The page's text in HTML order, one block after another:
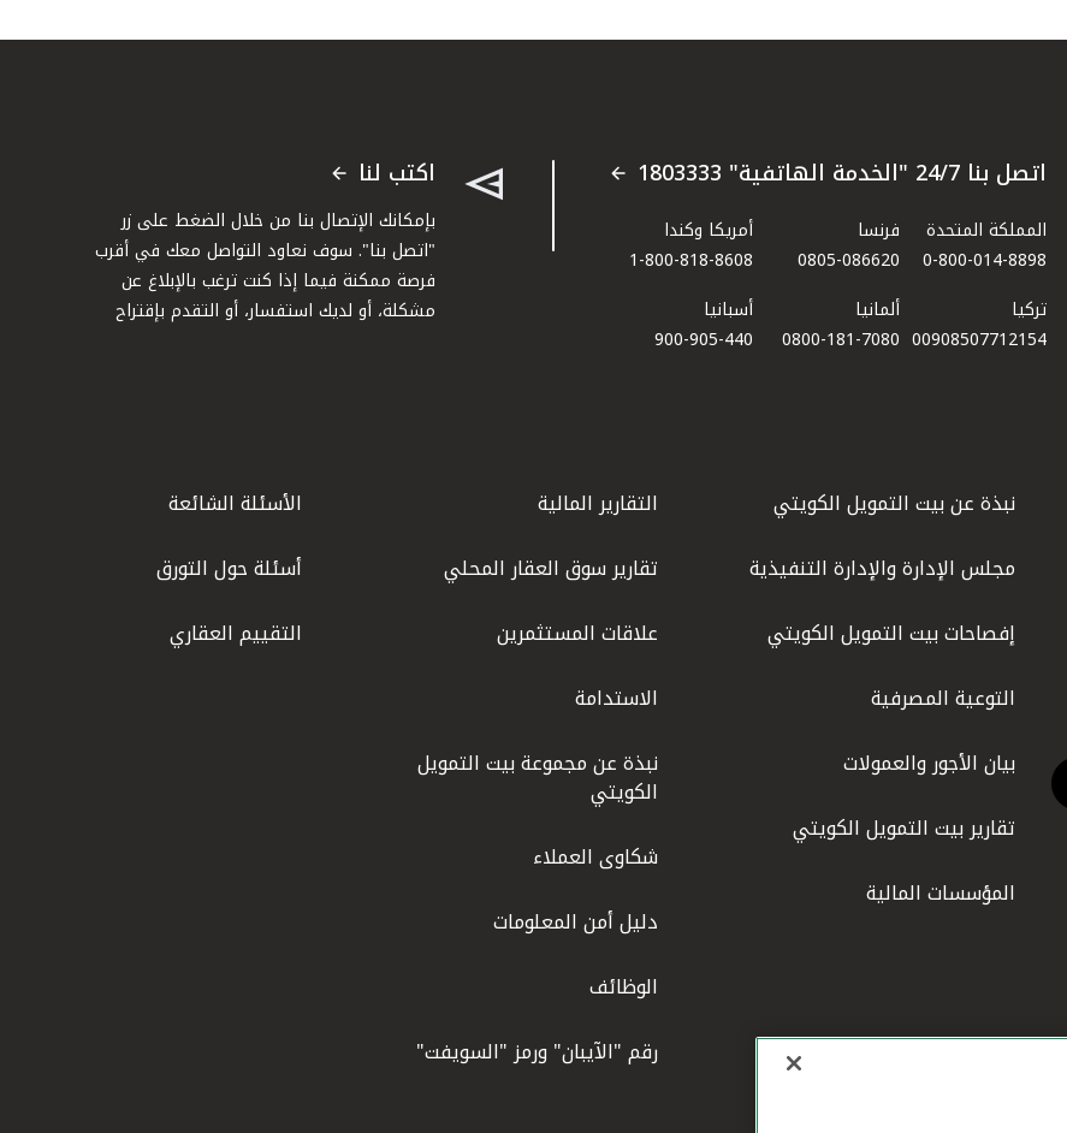
اتصل بنا 24/7 "الخدمة الهاتفية" 1803333
المملكة المتحدة
0-800-014-8898
فرنسا
0805-086620
أمريكا وكندا
1-800-818-8608
تركيا
00908507712154​
ألمانيا
0800-181-7080
أسبانيا
900-905-440
اكتب لنا
بإمكانك الإتصال بنا من خلال الضغط على زر
"اتصل بنا". سوف نعاود التواصل معك في أقرب
فرصة ممكنة فيما إذا كنت ترغب بالإبلاغ عن
مشكلة، أو لديك استفسار، أو التقدم بإقتراح
نبذة عن بيت التمويل الكويتي
مجلس الإدارة والإدارة التنفيذية
إفصاحات بيت التمويل الكويتي
التوعية المصرفية
بيان الأجور والعمولات
تقارير بيت التمويل الكويتي
المؤسسات المالية
التقارير المالية
تقارير سوق العقار المحلي
علاقات المستثمرين
الاستدامة
نبذة عن مجموعة بيت التمويل
الكويتي
شكاوى العملاء
دليل أمن المعلومات
الوظائف
رقم "الآيبان" ورمز "السويفت"
الأسئلة الشائعة
أسئلة حول التورق
التقييم العقاري